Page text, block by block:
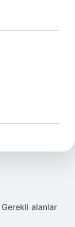
Gerekli alanlar